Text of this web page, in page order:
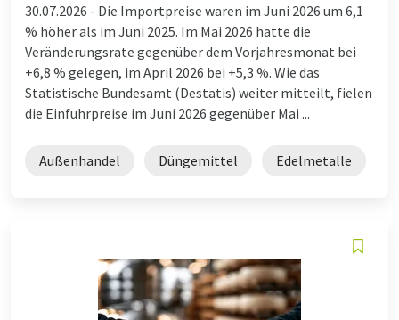
30.07.2026 - Die Importpreise waren im Juni 2026 um 6,1
% höher als im Juni 2025. Im Mai 2026 hatte die
Veränderungsrate gegenüber dem Vorjahresmonat bei
+6,8 % gelegen, im April 2026 bei +5,3 %. Wie das
Statistische Bundesamt (Destatis) weiter mitteilt, fielen
die Einfuhrpreise im Juni 2026 gegenüber Mai ...
Außenhandel Düngemittel Edelmetalle